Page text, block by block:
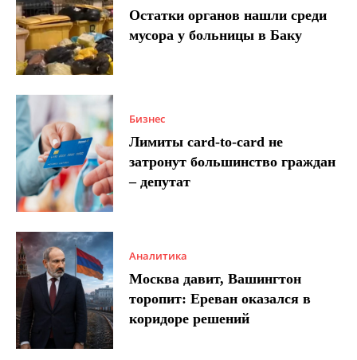
Остатки органов нашли среди
мусора у больницы в Баку
Бизнес
Лимиты card-to-card не
затронут большинство граждан
– депутат
Аналитика
Москва давит, Вашингтон
торопит: Ереван оказался в
коридоре решений